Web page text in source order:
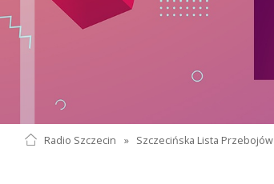
Radio Szczecin » Szczecińska Lista Przebojów